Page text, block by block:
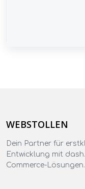
WEBSTOLLEN
Dein Partner für
Entwicklung mit
Commerce-Lösungen.